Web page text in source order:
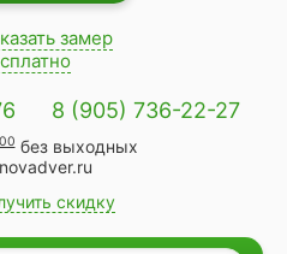
замер
8 (905) 736-22-27
без выходных
скидку